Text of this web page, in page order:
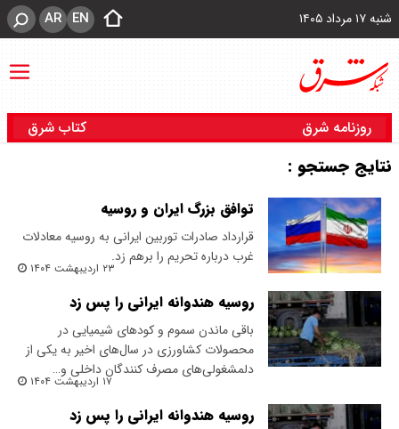
شنبه ۱۷ مرداد ۱۴۰۵ EN
AR
روزنامه شرق کتاب شرق
نتایج جستجو :
توافق بزرگ ایران و روسیه
قرارداد صادرات توربین ایرانی به روسیه معادلات
غرب درباره تحریم را برهم زد.
۲۳ اردیبهشت ۱۴۰۴
روسیه هندوانه ایرانی را پس زد
باقی ماندن سموم و کود‌های شیمیایی در
محصولات کشاورزی در سال‌های اخیر به یکی از
دلمشغولی‌های مصرف کنندگان داخلی و…
۱۷ اردیبهشت ۱۴۰۴
روسیه هندوانه ایرانی را پس زد